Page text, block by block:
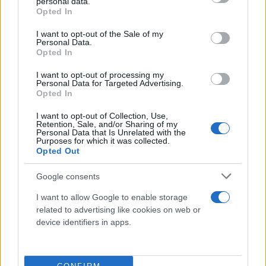
grant or deny consent to Google and its third-party tags to
use your data for below specified purposes in below Google
consent section.
Opted In
I want to opt-out of the Sale of my
Personal Data.
Opted In
I want to opt-out of processing my
Personal Data for Targeted Advertising.
Opted In
I want to opt-out of Collection, Use,
Retention, Sale, and/or Sharing of my
Personal Data that Is Unrelated with the
Purposes for which it was collected.
Opted Out
Google consents
I want to allow Google to enable storage
related to advertising like cookies on web or
device identifiers in apps.
«Δεν υπάρχει ζήλια μεταξύ μας»
Η Οικονομάκου αναφέρθηκε και στη σχέση της με